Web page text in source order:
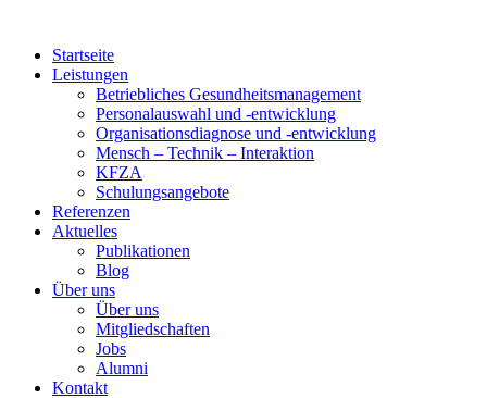
springenStartseite
Leistungen
Betriebliches Gesundheitsmanagement
Personalauswahl und -entwicklung
Organisationsdiagnose und -entwicklung
Mensch – Technik – Interaktion
KFZA
Schulungsangebote
Referenzen
Aktuelles
Publikationen
Blog
Über uns
Über uns
Mitgliedschaften
Jobs
Alumni
Kontakt